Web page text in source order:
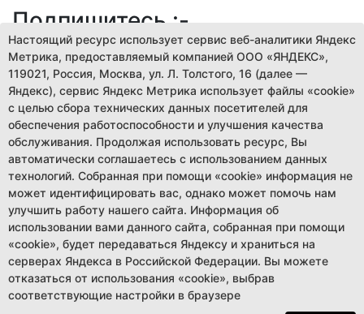
Подпишитесь :-
Навигация :-
Музей
Мероприятия
Новости
Выставки
Постоянная экспозиция
Независимая оценка
Бессмертный полк
© Сладковский районный краеведческий музей
2015-2026
Настоящий ресурс использует сервис веб-аналитики Яндекс
Метрика, предоставляемый компанией ООО «ЯНДЕКС»,
119021, Россия, Москва, ул. Л. Толстого, 16 (далее —
Яндекс), сервис Яндекс Метрика использует файлы «cookie»
с целью сбора технических данных посетителей для
обеспечения работоспособности и улучшения качества
обслуживания. Продолжая использовать ресурс, Вы
автоматически соглашаетесь с использованием данных
технологий. Собранная при помощи «cookie» информация не
может идентифицировать вас, однако может помочь нам
улучшить работу нашего сайта. Информация об
использовании вами данного сайта, собранная при помощи
«cookie», будет передаваться Яндексу и храниться на
серверах Яндекса в Российской Федерации. Вы можете
отказаться от использования «cookie», выбрав
соответствующие настройки в браузере